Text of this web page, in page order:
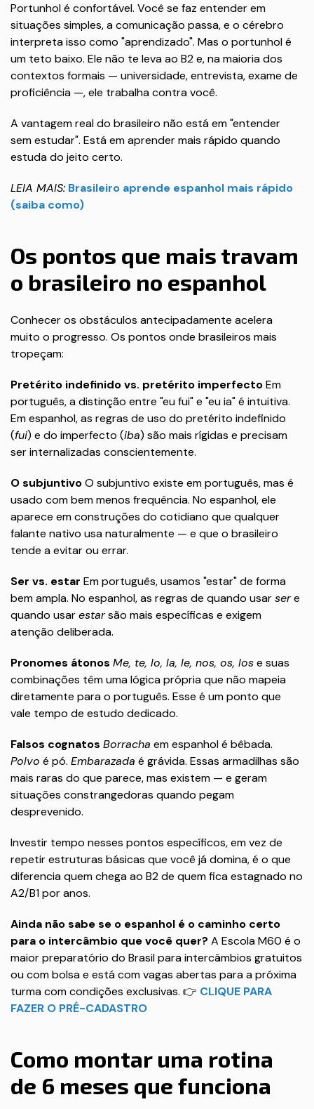
Portunhol é confortável. Você se faz entender em
situações simples, a comunicação passa, e o cérebro
interpreta isso como "aprendizado". Mas o portunhol é
um teto baixo. Ele não te leva ao B2 e, na maioria dos
contextos formais — universidade, entrevista, exame de
proficiência —, ele trabalha contra você.
A vantagem real do brasileiro não está em "entender
sem estudar". Está em aprender mais rápido quando
estuda do jeito certo.
LEIA MAIS: Brasileiro aprende espanhol mais rápido
(saiba como)
Os pontos que mais travam
o brasileiro no espanhol
Conhecer os obstáculos antecipadamente acelera
muito o progresso. Os pontos onde brasileiros mais
tropeçam:
Pretérito indefinido vs. pretérito imperfectoEm
português, a distinção entre "eu fui" e "eu ia" é intuitiva.
Em espanhol, as regras de uso do pretérito indefinido
(fui) e do imperfecto (iba) são mais rígidas e precisam
ser internalizadas conscientemente.
O subjuntivoO subjuntivo existe em português, mas é
usado com bem menos frequência. No espanhol, ele
aparece em construções do cotidiano que qualquer
falante nativo usa naturalmente — e que o brasileiro
tende a evitar ou errar.
Ser vs. estar Em português, usamos "estar" de forma
bem ampla. No espanhol, as regras de quando usarsere
quando usarestarsão mais específicas e exigem
atenção deliberada.
Pronomes átonos Me, te, lo, la, le, nos, os, lose suas
combinações têm uma lógica própria que não mapeia
diretamente para o português. Esse é um ponto que
vale tempo de estudo dedicado.
Falsos cognatos Borracha em espanhol é bêbada.
Polvo é pó. Embarazada é grávida. Essas armadilhas são
mais raras do que parece, mas existem — e geram
situações constrangedoras quando pegam
desprevenido.
Investir tempo nesses pontos específicos, em vez de
repetir estruturas básicas que você já domina, é o que
diferencia quem chega ao B2 de quem fica estagnado no
A2/B1 por anos.
Ainda não sabe se o espanhol é o caminho certo
para o intercâmbio que você quer? A Escola M60 é o
maior preparatório do Brasil para intercâmbios gratuitos
ou com bolsa e está com vagas abertas para a próxima
turma com condições exclusivas. 👉 CLIQUE PARA
FAZER O PRÉ-CADASTRO
Como montar uma rotina
de 6 meses que funciona